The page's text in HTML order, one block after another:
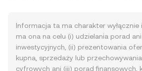
Informacja ta ma charakter wyłącznie
ma ona na celu (i) udzielania porad
inwestycyjnych, (ii) prezentowania
kupna, sprzedaży lub
cyfrowych ani (iii) porad finansowych,